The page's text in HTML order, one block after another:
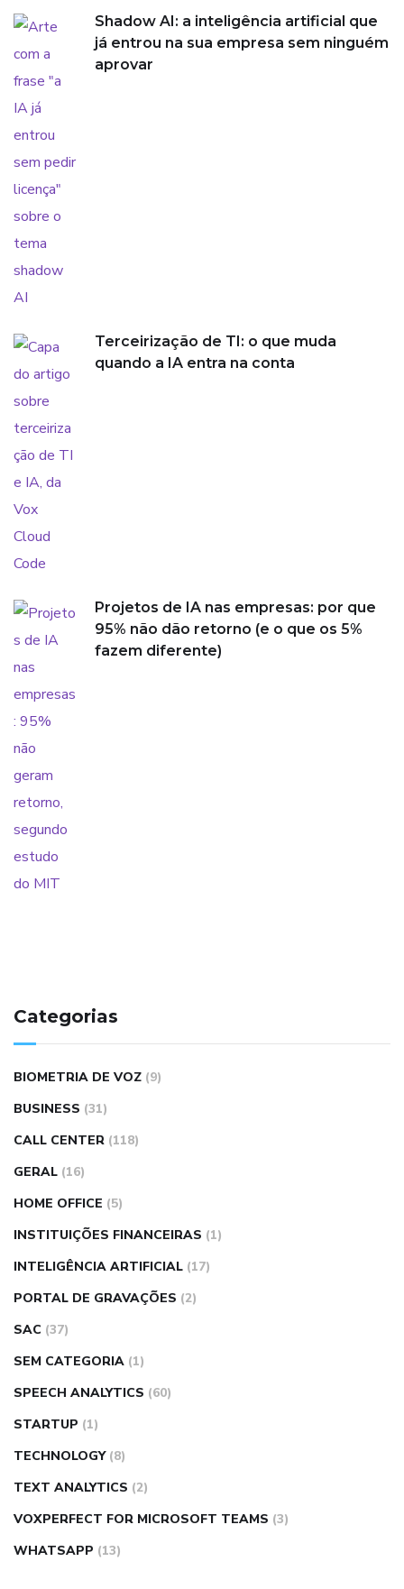
Shadow AI: a inteligência artificial que
já entrou na sua empresa sem ninguém
aprovar
Terceirização de TI: o que muda
quando a IA entra na conta
Projetos de IA nas empresas: por que
95% não dão retorno (e o que os 5%
fazem diferente)
Categorias
BIOMETRIA DE VOZ (9)
BUSINESS (31)
CALL CENTER (118)
GERAL (16)
HOME OFFICE (5)
INSTITUIÇÕES FINANCEIRAS (1)
INTELIGÊNCIA ARTIFICIAL (17)
PORTAL DE GRAVAÇÕES (2)
SAC (37)
SEM CATEGORIA (1)
SPEECH ANALYTICS (60)
STARTUP (1)
TECHNOLOGY (8)
TEXT ANALYTICS (2)
VOXPERFECT FOR MICROSOFT TEAMS (3)
WHATSAPP (13)